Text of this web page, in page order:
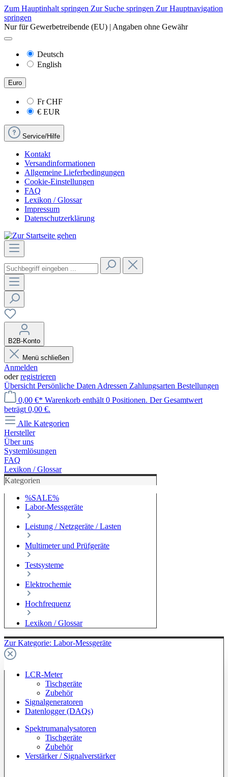
Zum Hauptinhalt springen Zur Suche springen Zur Hauptnavigation
springen
Nur für Gewerbetreibende (EU) | Angaben ohne Gewähr
Deutsch
English
Euro
FrCHF
€ EUR
Service/Hilfe
Kontakt
Versandinformationen
Allgemeine Lieferbedingungen
Cookie-Einstellungen
FAQ
Lexikon / Glossar
Impressum
Datenschutzerklärung
B2B-Konto
Menü schließen
Anmelden
oderregistrieren
Übersicht Persönliche Daten Adressen Zahlungsarten Bestellungen
0,00 €* Warenkorb enthält 0 Positionen. Der Gesamtwert
beträgt 0,00 €.
Alle Kategorien
Hersteller
Über uns
Systemlösungen
FAQ
Lexikon / Glossar
Kategorien
%SALE%
Labor-Messgeräte
Leistung / Netzgeräte / Lasten
Multimeter und Prüfgeräte
Testsysteme
Elektrochemie
Hochfrequenz
Lexikon / Glossar
Zur Kategorie: Labor-Messgeräte
LCR-Meter
Tischgeräte
Zubehör
Signalgeneratoren
Datenlogger (DAQs)
Spektrumanalysatoren
Tischgeräte
Zubehör
Verstärker / Signalverstärker